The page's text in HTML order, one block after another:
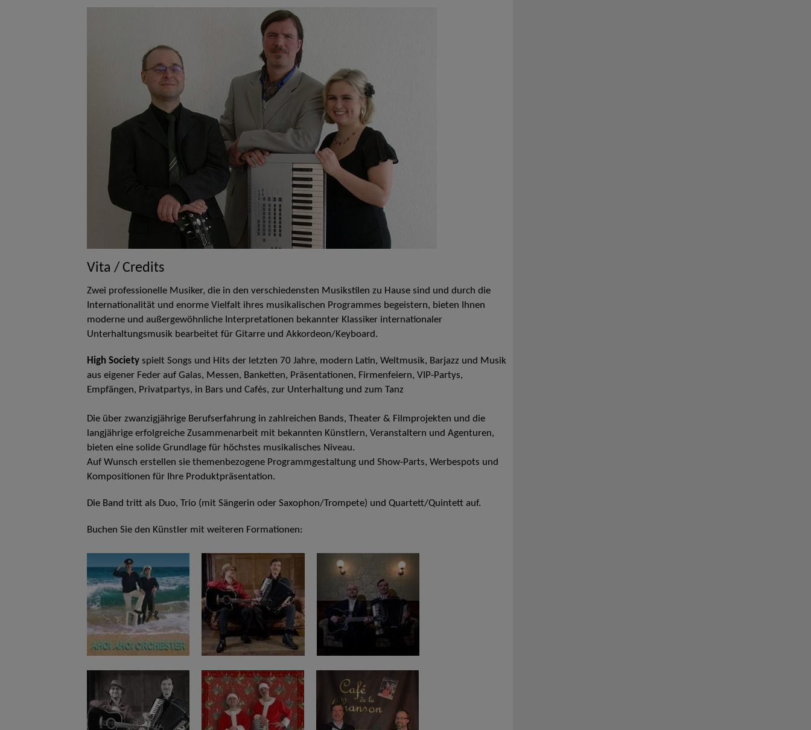
Vita / Credits
Zwei professionelle Musiker, die in den verschiedensten Musikstilen zu Hause sind und durch die
Internationalität und enorme Vielfalt ihres musikalischen Programmes begeistern, bieten Ihnen
moderne und außergewöhnliche Interpretationen bekannter Klassiker internationaler
Unterhaltungsmusik bearbeitet für Gitarre und Akkordeon/Keyboard.
High Society spielt Songs und Hits der letzten 70 Jahre, modern Latin, Weltmusik, Barjazz und Musik
aus eigener Feder auf Galas, Messen, Banketten, Präsentationen, Firmenfeiern, VIP-Partys,
Empfängen, Privatpartys, in Bars und Cafés, zur Unterhaltung und zum Tanz
Die über zwanzigjährige Berufserfahrung in zahlreichen Bands, Theater & Filmprojekten und die
langjährige erfolgreiche Zusammenarbeit mit bekannten Künstlern, Veranstaltern und Agenturen,
bieten eine solide Grundlage für höchstes musikalisches Niveau.
Auf Wunsch erstellen sie themenbezogene Programmgestaltung und Show-Parts, Werbespots und
Kompositionen für Ihre Produktpräsentation.
Die Band tritt als Duo, Trio (mit Sängerin oder Saxophon/Trompete) und Quartett/Quintett auf.
Buchen Sie den Künstler mit weiteren Formationen: